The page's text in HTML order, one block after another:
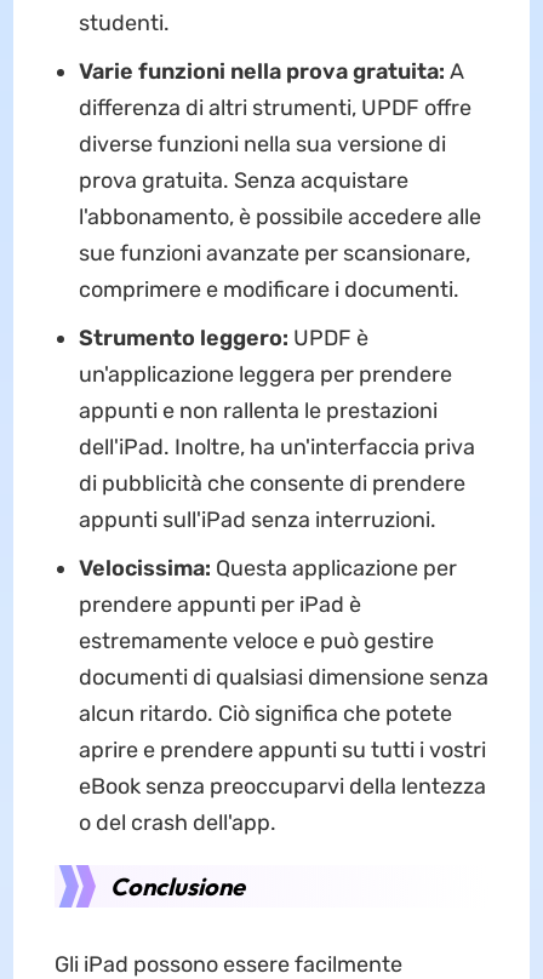
studenti.
Varie funzioni nella prova gratuita: A
differenza di altri strumenti, UPDF offre
diverse funzioni nella sua versione di
prova gratuita. Senza acquistare
l'abbonamento, è possibile accedere alle
sue funzioni avanzate per scansionare,
comprimere e modificare i documenti.
Strumento leggero: UPDF è
un'applicazione leggera per prendere
appunti e non rallenta le prestazioni
dell'iPad. Inoltre, ha un'interfaccia priva
di pubblicità che consente di prendere
appunti sull'iPad senza interruzioni.
Velocissima: Questa applicazione per
prendere appunti per iPad è
estremamente veloce e può gestire
documenti di qualsiasi dimensione senza
alcun ritardo. Ciò significa che potete
aprire e prendere appunti su tutti i vostri
eBook senza preoccuparvi della lentezza
o del crash dell'app.
Conclusione
Gli iPad possono essere facilmente